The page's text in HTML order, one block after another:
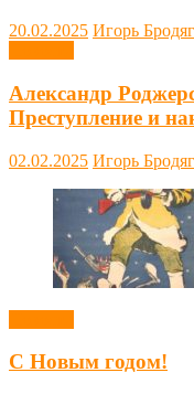
20.02.2025 Игорь
Александр
Преступление и
02.02.2025 Игорь
С Новым годом!